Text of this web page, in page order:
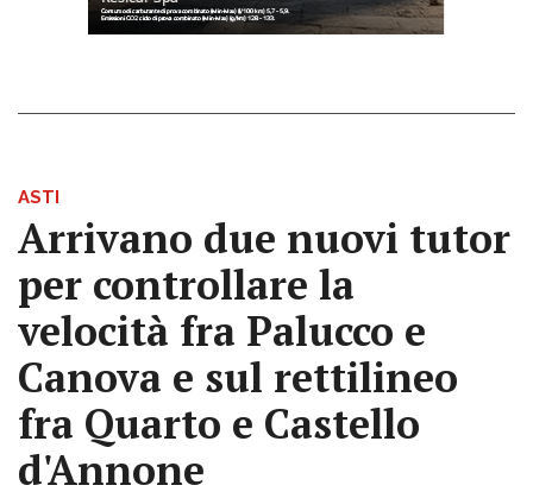
ASTI
Arrivano due nuovi tutor
per controllare la
velocità fra Palucco e
Canova e sul rettilineo
fra Quarto e Castello
d'Annone